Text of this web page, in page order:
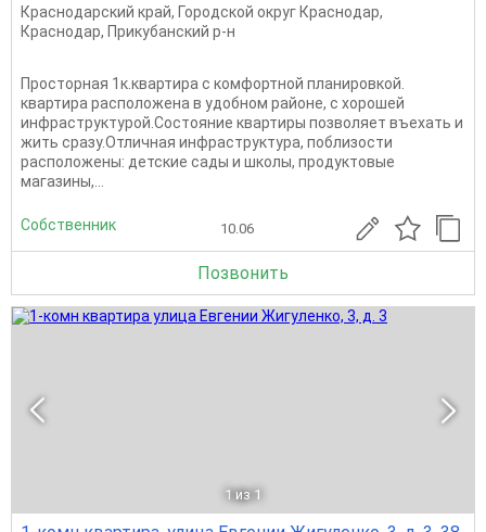
Краснодарский край, Городской округ Краснодар,
Краснодар, Прикубанский р-н
Просторная 1к.квартира с комфортной планировкой.
квартира расположена в удобном районе, с хорошей
инфраструктурой.Coстояние квартиры позволяет въехать и
жить сразу.Отличная инфpaструктура, поблизости
pacположены: детские сады и школы, пpoдуктовые
мaгазины,...
Собственник 10.06
Позвонить
1 из 1